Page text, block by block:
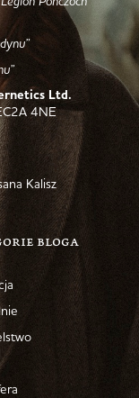
Ltd.
4NE
Kalisz
bloga